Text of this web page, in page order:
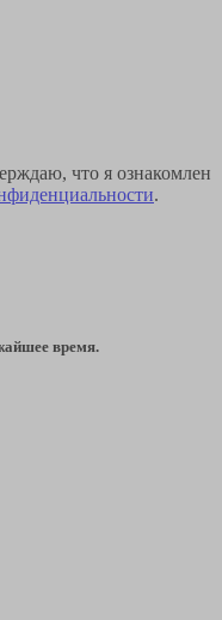
что я ознакомлен
.
время.